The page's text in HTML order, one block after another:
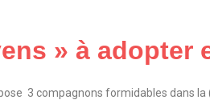
» à adopter
3 compagnons formidables dans la